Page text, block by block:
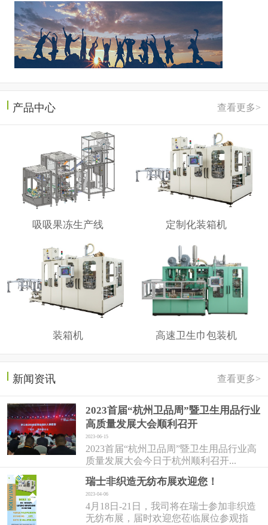
产品中心 查看更多>
吸吸果冻生产线 定制化装箱机
装箱机 高速卫生巾包装机
新闻资讯 查看更多>
2023首届“杭州卫品周”暨卫生用品行业
高质量发展大会顺利召开
2023-06-15
2023首届“杭州卫品周”暨卫生用品行业高
质量发展大会今日于杭州顺利召开...
瑞士非织造无纺布展欢迎您！
2023-04-06
4月18日-21日，我司将在瑞士参加非织造
无纺布展，届时欢迎您莅临展位参观指